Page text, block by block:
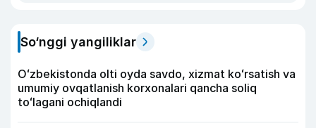
So‘nggi yangiliklar
Oʻzbekistonda olti oyda savdo, xizmat koʻrsatish va
umumiy ovqatlanish korxonalari qancha soliq
toʻlagani ochiqlandi